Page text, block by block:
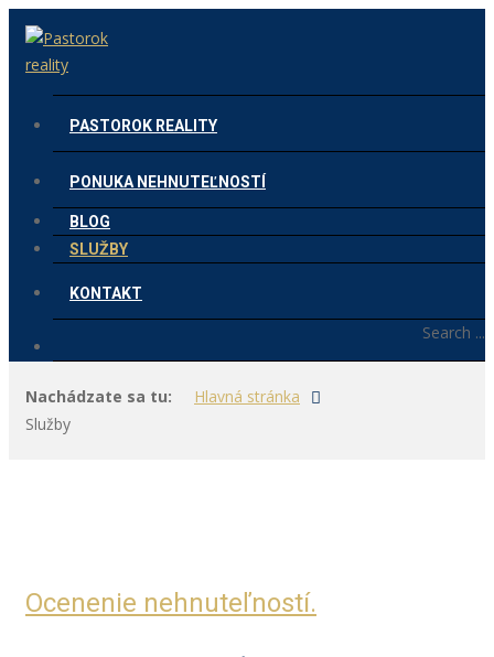
PASTOROK REALITY
PONUKA NEHNUTEĽNOSTÍ
BLOG
SLUŽBY
KONTAKT
Search ...
Nachádzate sa tu:
Hlavná stránka
Služby
Ocenenie nehnuteľností.